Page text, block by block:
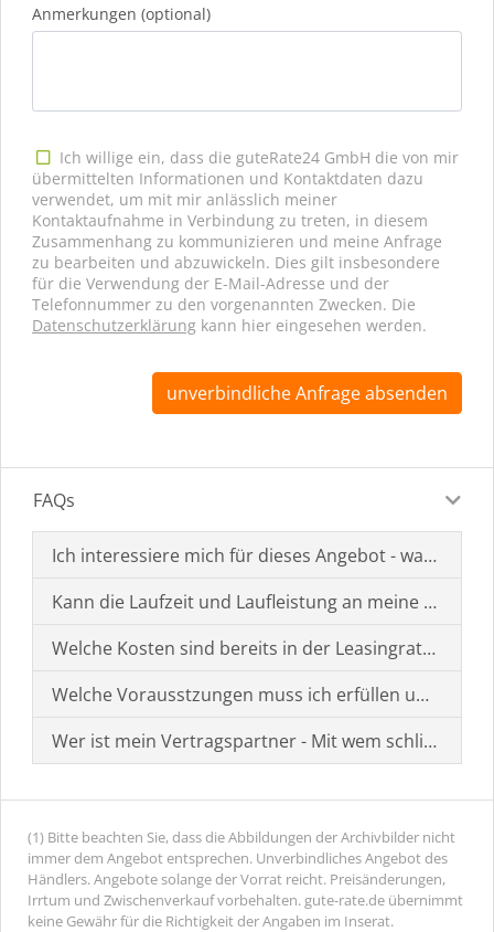
Anmerkungen (optional)
Ich willige ein, dass die guteRate24 GmbH die von mir
übermittelten Informationen und Kontaktdaten dazu
verwendet, um mit mir anlässlich meiner
Kontaktaufnahme in Verbindung zu treten, in diesem
Zusammenhang zu kommunizieren und meine Anfrage
zu bearbeiten und abzuwickeln. Dies gilt insbesondere
für die Verwendung der E-Mail-Adresse und der
Telefonnummer zu den vorgenannten Zwecken. Die
Datenschutzerklärung kann hier eingesehen werden.
unverbindliche Anfrage absenden
FAQs
Ich interessiere mich für dieses Angebot - was muss
Kann die Laufzeit und Laufleistung an meine
Welche Kosten sind bereits in der Leasingrate
Welche Vorausstzungen muss ich erfüllen um einen
Wer ist mein Vertragspartner - Mit wem schließe ich
(1) Bitte beachten Sie, dass die Abbildungen der Archivbilder nicht
immer dem Angebot entsprechen. Unverbindliches Angebot des
Händlers. Angebote solange der Vorrat reicht. Preisänderungen,
Irrtum und Zwischenverkauf vorbehalten. gute-rate.de übernimmt
keine Gewähr für die Richtigkeit der Angaben im Inserat.